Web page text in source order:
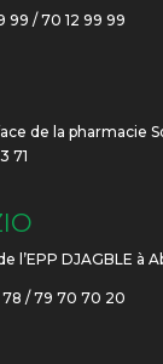
99 / 70 12 99 99
de la pharmacie
71
l’EPP DJAGBLE à
78 / 79 70 70 20